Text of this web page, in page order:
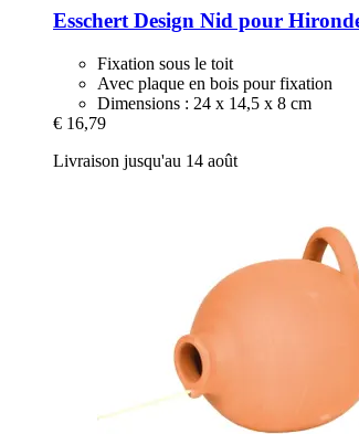
Esschert Design Nid pour
Fixation sous le toit
Avec plaque en bois pour fixation
Dimensions : 24 x 14,5 x 8 cm
€ 16,79
Livraison jusqu'au 14 août